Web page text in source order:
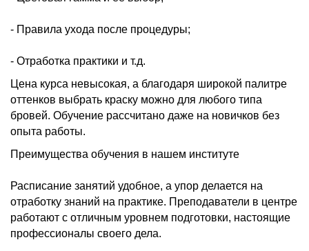
- Правила ухода после процедуры;
- Отработка практики и т.д.
Цена курса невысокая, а благодаря широкой палитре
оттенков выбрать краску можно для любого типа
бровей. Обучение рассчитано даже на новичков без
опыта работы.
Преимущества обучения в нашем институте
Расписание занятий удобное, а упор делается на
отработку знаний на практике. Преподаватели в центре
работают с отличным уровнем подготовки, настоящие
профессионалы своего дела.